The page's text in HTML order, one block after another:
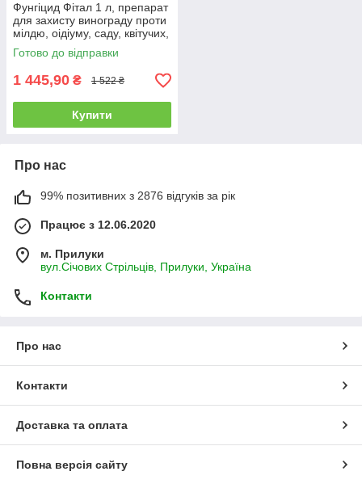
Фунгіцид Фітал 1 л, препарат
для захисту винограду проти
мілдю, оідіуму, саду, квітучих,
газону
Готово до відправки
1 445,90 ₴ 1 522 ₴
Купити
Про нас
99% позитивних з 2876 відгуків за рік
Працює з 12.06.2020
м. Прилуки
вул.Січових Стрільців, Прилуки, Україна
Контакти
Про нас
Контакти
Доставка та оплата
Повна версія сайту